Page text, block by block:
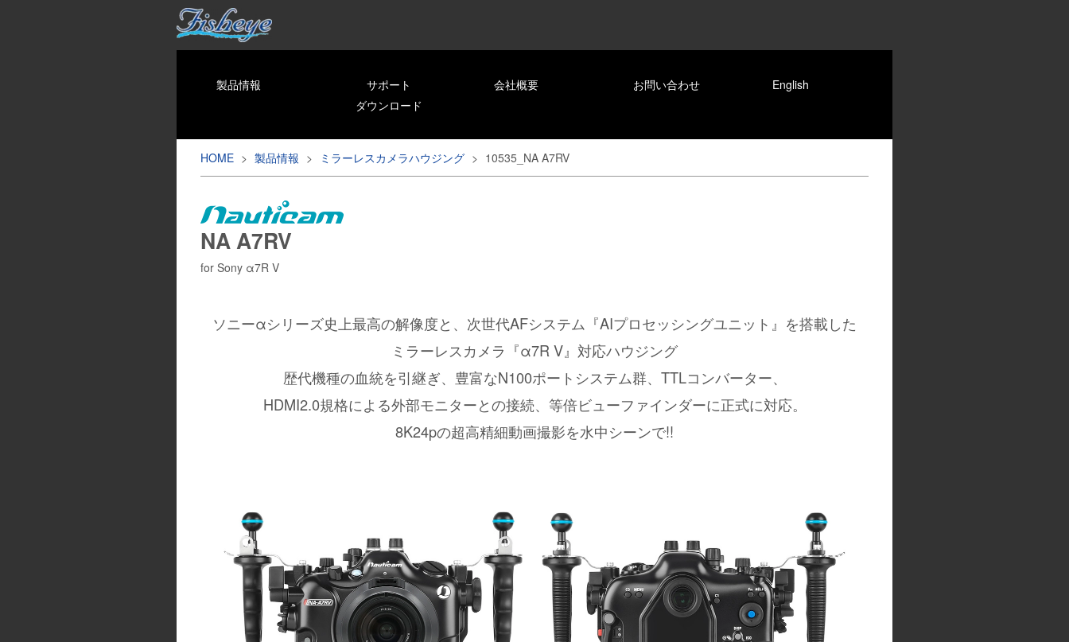
製品情報
サポート
ダウンロード
会社概要 お問い合わせ English
HOME > 製品情報 > ミラーレスカメラハウジング > 10535_NA A7RV
NA A7RV
for Sony α7R V
ソニーαシリーズ史上最高の解像度と、次世代AFシステム『AIプロセッシングユニット』を搭載した
ミラーレスカメラ『α7R V』対応ハウジング
歴代機種の血統を引継ぎ、豊富なN100ポートシステム群、TTLコンバーター、
HDMI2.0規格による外部モニターとの接続、等倍ビューファインダーに正式に対応。
8K24pの超高精細動画撮影を水中シーンで!!